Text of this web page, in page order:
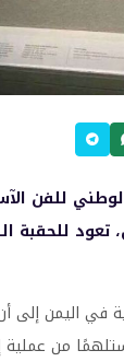
للفن
للحقبة
في اليمن إلى
من عملية